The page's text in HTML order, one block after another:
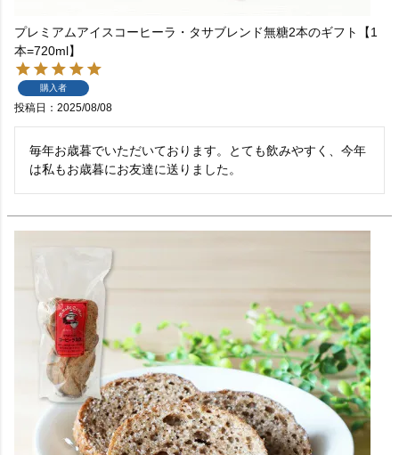
プレミアムアイスコーヒーラ・タサブレンド無糖2本のギフト【1
本=720ml】
購入者
投稿日 2025/08/08
毎年お歳暮でいただいております。とても飲みやすく、今年
は私もお歳暮にお友達に送りました。